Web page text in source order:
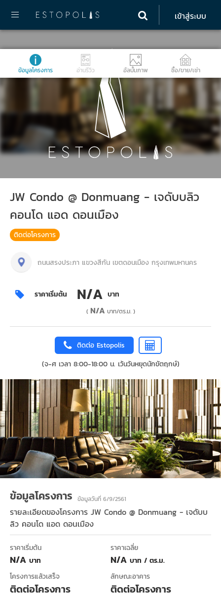
เข้าสู่ระบบ
ข้อมูลโครงการ อ่านรีวิว อัลบั้มภาพ ซื้อ/ขาย/เช่า
JW Condo @ Donmuang - เจดับบลิว
คอนโด แอด ดอนเมือง
ติดต่อโครงการ
ถนนสรงประภา แขวงสีกัน เขตดอนเมือง กรุงเทพมหานคร
ราคาเริ่มต้น N/A บาท
( N/A บาท/ตร.ม. )
ติดต่อ Estopolis
(จ-ศ เวลา 8:00-18:00 น. เว้นวันหยุดนักขัตฤกษ์)
ข้อมูลโครงการ ข้อมูลวันที่ 6/9/2561
รายละเอียดของโครงการ JW Condo @ Donmuang - เจดับบ
ลิว คอนโด แอด ดอนเมือง
ราคาเริ่มต้น
N/A บาท
ราคาเฉลี่ย
N/A บาท / ตร.ม.
โครงการแล้วเสร็จ
ติดต่อโครงการ
ลักษณะอาคาร
ติดต่อโครงการ